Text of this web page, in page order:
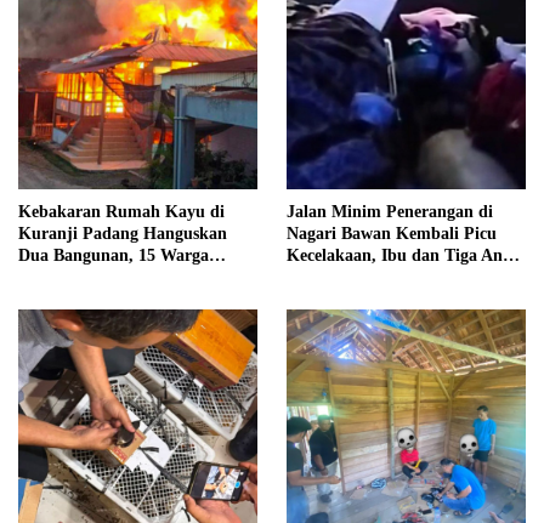
Kebakaran Rumah Kayu di
Kuranji Padang Hanguskan
Dua Bangunan, 15 Warga
Jalan Minim Penerangan di
Nagari Bawan Kembali Picu
Kecelakaan, Ibu dan Tiga Anak